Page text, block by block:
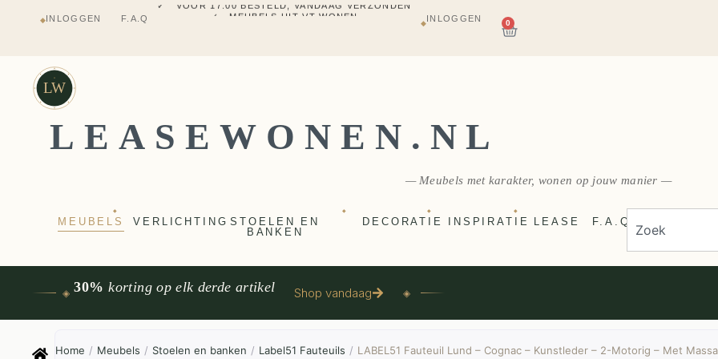
◆INLOGGEN F.A.Q
✓ MEUBELS UIT VT WONEN
◆INLOGGEN 0
LW
LEASEWONEN.NL
— Meubels met karakter, wonen op jouw manier —
MEUBELS
◆
VERLICHTING STOELEN EN
BANKEN
◆
DECORATIE
◆
INSPIRATIE
◆
LEASE F.A.Q
◈ 30% korting op elk derde artikel Shop vandaag ◈
Home / Meubels / Stoelen en banken / Label51 Fauteuils / LABEL51 Fauteuil Lund – Cognac – Kunstleder – 2-Motorig – Met